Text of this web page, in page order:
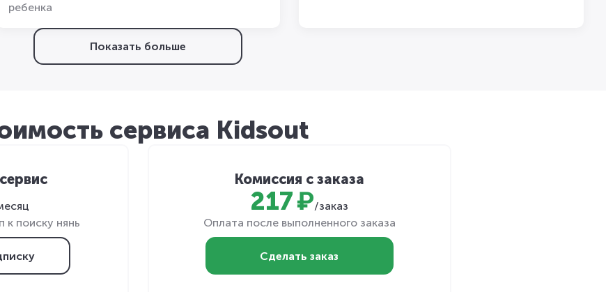
ребенка
Показать больше
сервиса Kidsout
к поиску нянь
Комиссия с заказа
217 ₽/заказ
Оплата после выполненного заказа
Сделать заказ